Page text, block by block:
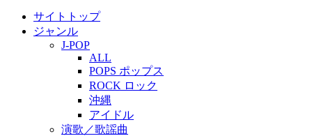
サイトトップ
ジャンル
J-POP
ALL
POPS ポップス
ROCK ロック
沖縄
アイドル
演歌／歌謡曲